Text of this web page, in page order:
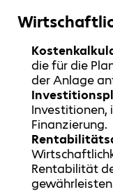
die für die
der Anlage
Investitionen,
Finanzierung.
Rentabilität